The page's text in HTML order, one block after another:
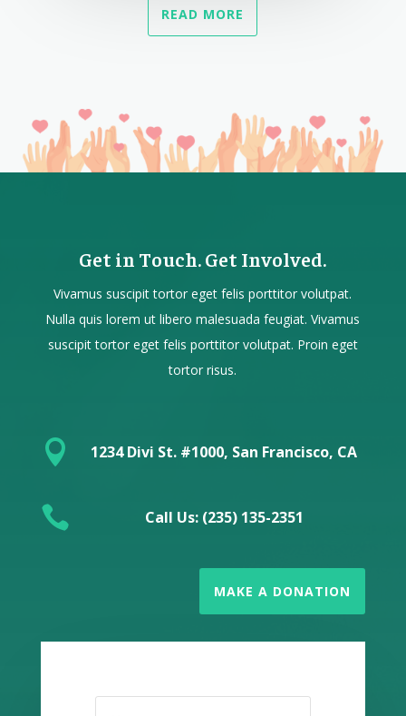
READ MORE
Get in Touch. Get Involved.
Vivamus suscipit tortor eget felis porttitor volutpat.
Nulla quis lorem ut libero malesuada feugiat. Vivamus
suscipit tortor eget felis porttitor volutpat. Proin eget
tortor risus.
 1234 Divi St. #1000, San Francisco, CA
 Call Us: (235) 135-2351
MAKE A DONATION